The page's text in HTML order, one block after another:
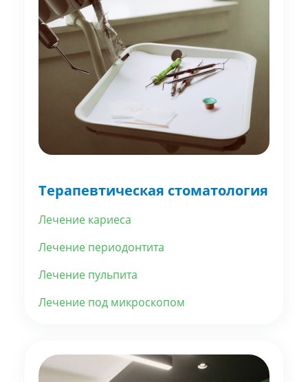
Терапевтическая стоматология
Лечение кариеса
Лечение периодонтита
Лечение пульпита
Лечение под микроскопом